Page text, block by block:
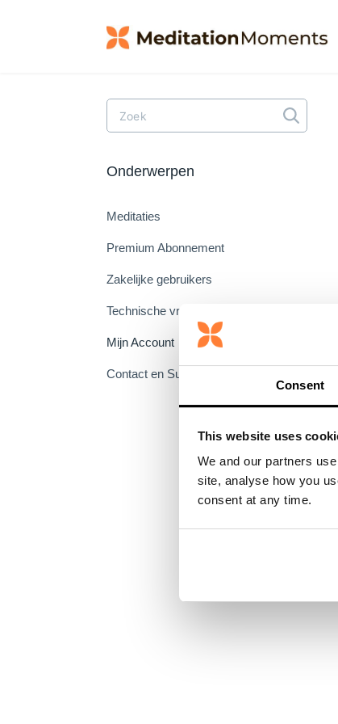
Consent
This website uses
We and our partners
site, analyse how you
consent at any time.
Toggle
Search
Onderwerpen
Meditaties
Premium Abonnement
Zakelijke gebruikers
Technische vragen
Mijn Account
Contact en Support